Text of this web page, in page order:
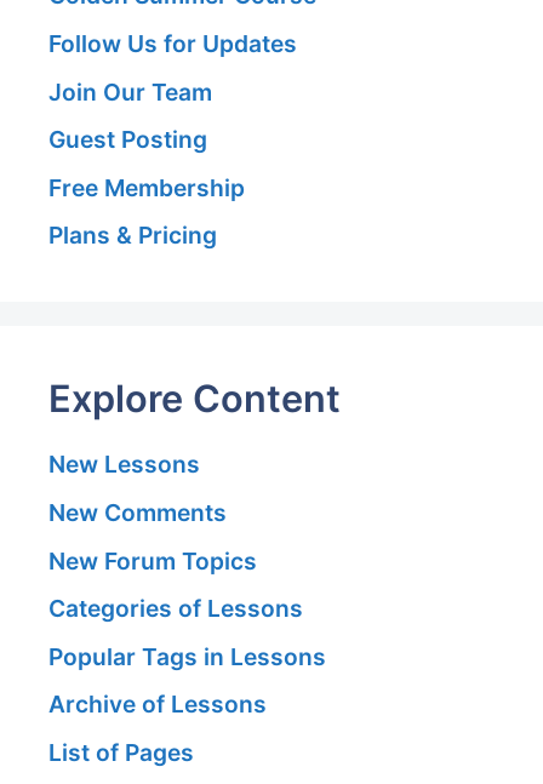
Follow Us for Updates
Join Our Team
Guest Posting
Free Membership
Plans & Pricing
Explore Content
New Lessons
New Comments
New Forum Topics
Categories of Lessons
Popular Tags in Lessons
Archive of Lessons
List of Pages